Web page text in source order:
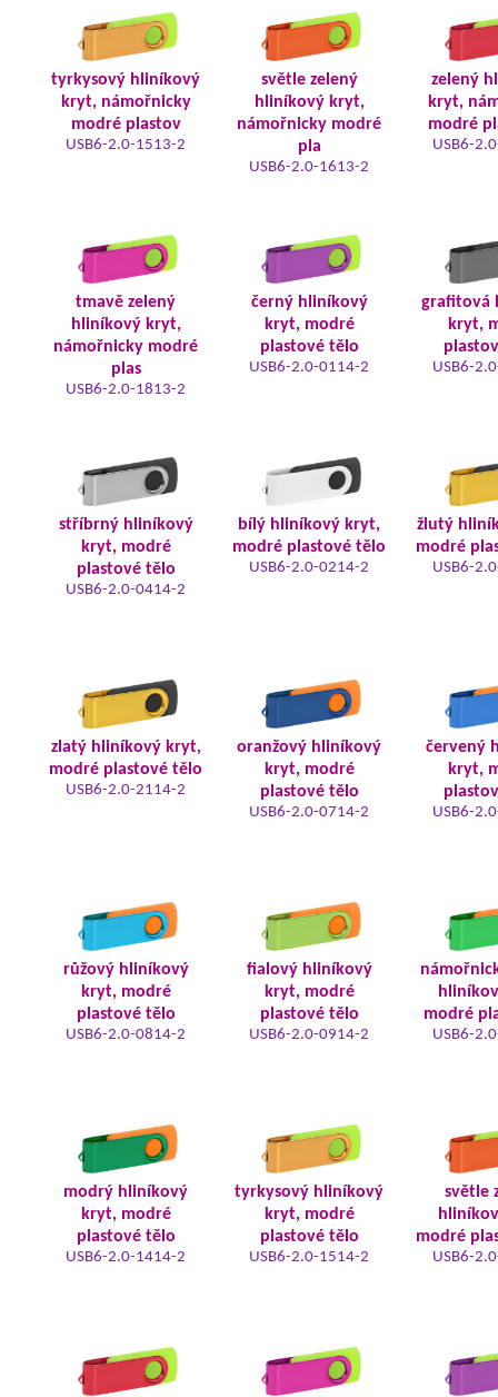
tyrkysový hliníkový
kryt, námořnicky
modré plastov
USB6-2.0-1513-2
světle zelený
hliníkový kryt,
námořnicky modré
pla
USB6-2.0-1613-2
zelený
kryt,
modré
USB6-
tmavě zelený
hliníkový kryt,
námořnicky modré
plas
USB6-2.0-1813-2
černý hliníkový
kryt, modré
plastové tělo
USB6-2.0-0114-2
grafitová
kryt,
USB6-
stříbrný hliníkový
kryt, modré
plastové tělo
USB6-2.0-0414-2
bílý hliníkový kryt,
modré plastové tělo
USB6-2.0-0214-2
žlutý
modré
USB6-
zlatý hliníkový kryt,
modré plastové tělo
USB6-2.0-2114-2
oranžový hliníkový
kryt, modré
plastové tělo
USB6-2.0-0714-2
červený
kryt,
USB6-
růžový hliníkový
kryt, modré
plastové tělo
USB6-2.0-0814-2
fialový hliníkový
kryt, modré
plastové tělo
USB6-2.0-0914-2
modré
USB6-
modrý hliníkový
kryt, modré
plastové tělo
USB6-2.0-1414-2
tyrkysový hliníkový
kryt, modré
plastové tělo
USB6-2.0-1514-2
světle
modré
USB6-